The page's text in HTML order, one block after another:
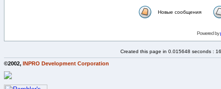
Новые сообщения
Powered by
Created this page in 0.015648 seconds :
©2002, INPRO Development Corporation